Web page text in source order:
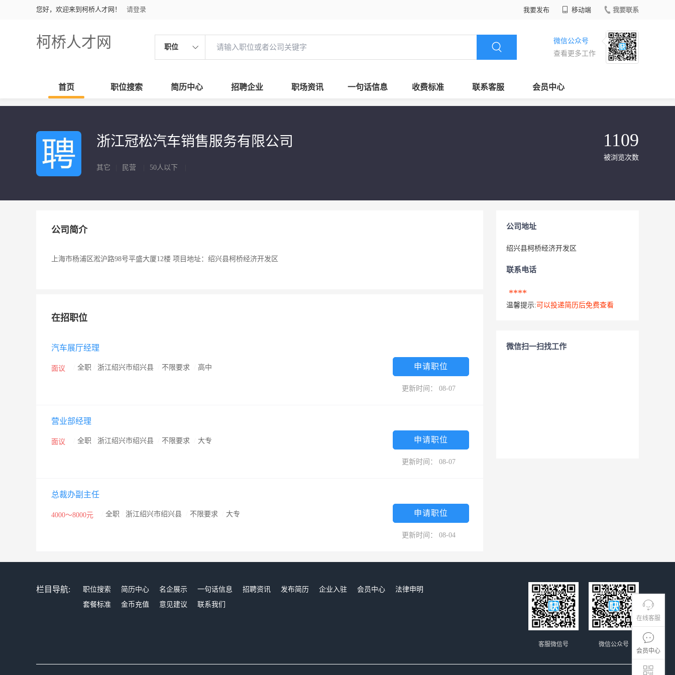
您好，欢迎来到柯桥人才网！ 请登录 我要发布 移动端 我要联系
柯桥人才网 职位
微信公众号
查看更多工作
首页 职位搜索 简历中心 招聘企业 职场资讯 一句话信息 收费标准 联系客服 会员中心
在线客服
会员中心
浙江冠松汽车销售服务有限公司
其它 民营 50人以下
1109
被浏览次数
公司简介
上海市杨浦区淞沪路98号平盛大厦12楼 项目地址：绍兴县柯桥经济开发区
在招职位
汽车展厅经理
面议 全职 浙江绍兴市绍兴县 不限要求 高中 申请职位
更新时间： 08-07
营业部经理
面议 全职 浙江绍兴市绍兴县 不限要求 大专 申请职位
更新时间： 08-07
总裁办副主任
4000～8000元 全职 浙江绍兴市绍兴县 不限要求 大专 申请职位
更新时间： 08-04
公司地址
绍兴县柯桥经济开发区
联系电话
****
温馨提示: 可以投递简历后免费查看
微信扫一扫找工作
栏目导航: 职位搜索 简历中心 名企展示 一句话信息 招聘资讯 发布简历 企业入驻 会员中心
法律申明
套餐标准
金币充值 意见建议 联系我们
微信公众号
客服微信号